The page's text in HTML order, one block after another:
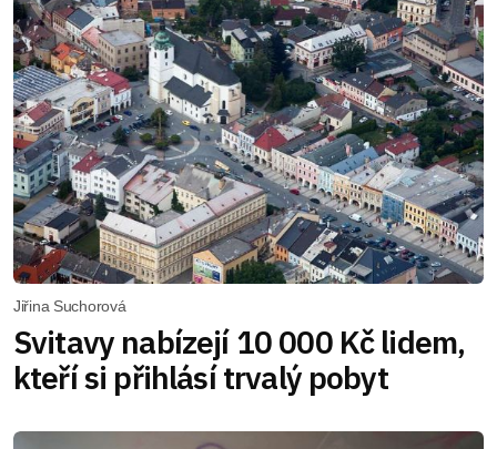
Jiřina Suchorová
Svitavy nabízejí 10 000 Kč lidem,
kteří si přihlásí trvalý pobyt